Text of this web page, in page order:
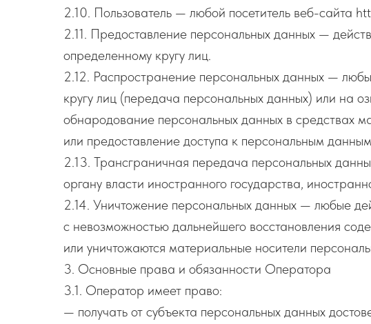
2.10. Пользователь — любой посетитель веб-сайта
2.11. Предоставление персональных данных —
определенному кругу лиц.
2.12. Распространение персональных данных —
кругу лиц (передача персональных данных) или на
обнародование персональных данных в средствах
или предоставление доступа к персональным
2.13. Трансграничная передача персональных
органу власти иностранного государства,
2.14. Уничтожение персональных данных — любые
с невозможностью дальнейшего восстановления
или уничтожаются материальные носители
3. Основные права и обязанности Оператора
3.1. Оператор имеет право:
— получать от субъекта персональных данных